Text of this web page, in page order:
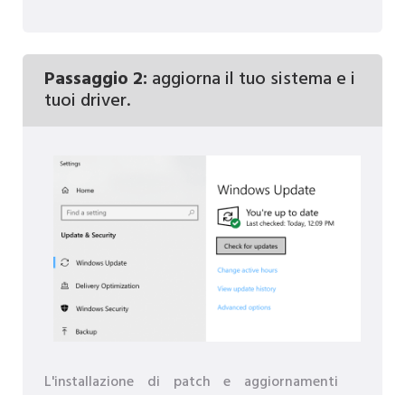
Passaggio 2: aggiorna il tuo sistema e i
tuoi driver.
L'installazione di patch e aggiornamenti